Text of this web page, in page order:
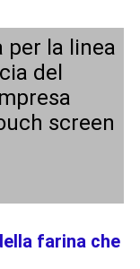
la linea
del
screen
farina che